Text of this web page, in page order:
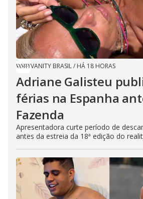
VANITY BRASIL/ HÁ 18 HORAS
Adriane Galisteu
férias na Espanha
Fazenda
Apresentadora curte período de
antes da estreia da 18ª edição do